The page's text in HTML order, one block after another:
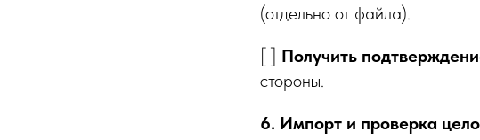
(отдельно от файла).
[ ] Получить
стороны.
6. Импорт и проверка